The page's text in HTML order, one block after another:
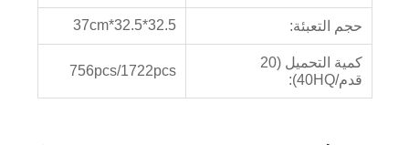
حجم التعبئة: 32.5*32.5*37cm
كمية التحميل (20
قدم/40HQ):
756pcs/1722pcs